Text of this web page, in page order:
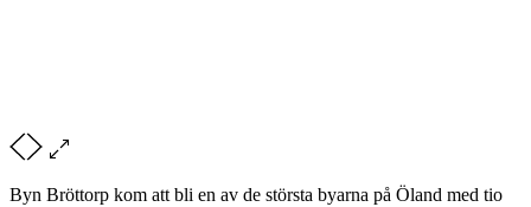
Byn Bröttorp kom att bli en av de största byarna på Öland med tio